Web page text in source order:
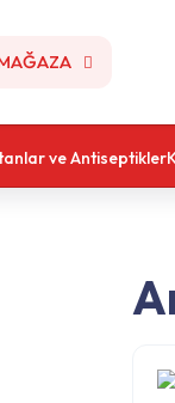
ve Antiseptikler